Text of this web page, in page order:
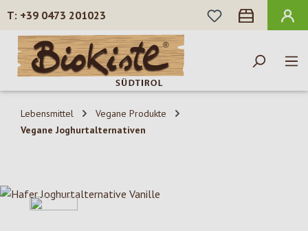
Zum Hauptinhalt springen
+39 0473 201023
DU HAST 0
Lebensmittel
Vegane Produkte
Vegane Joghurtalternativen
Bildergalerie überspringen